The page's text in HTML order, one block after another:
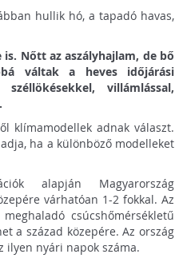
hullik hó, a tapadó havas,
Nőtt az aszályhajlam, de bő
váltak a heves időjárási
villámlással,
klímamodellek adnak választ.
ha a különböző modelleket
alapján Magyarország
várhatóan 1-2 fokkal. Az
csúcshőmérsékletű
a század közepére. Az ország
nyári napok száma.